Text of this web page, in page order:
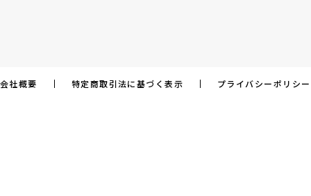
会社概要 特定商取引法に基づく表示 プライバシーポリシー